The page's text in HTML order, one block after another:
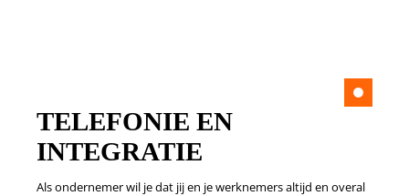
TELEFONIE EN
INTEGRATIE
Als ondernemer wil je dat jij en je werknemers altijd en overal